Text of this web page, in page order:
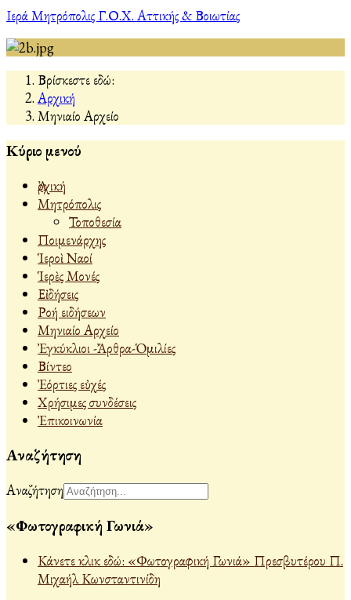
Ιερά Μητρόπολις Γ.Ο.Χ. Αττικής & Βοιωτίας
Βρίσκεστε εδώ:
Αρχική
Μηνιαίο Αρχείο
Κύριο μενού
Ἀρχική
Μητρόπολις
Τοποθεσία
Ποιμενάρχης
Ἱεροὶ Ναοί
Ἱερὲς Μονές
Εἰδήσεις
Ροή ειδήσεων
Μηνιαίο Αρχείο
Ἐγκύκλιοι -Ἄρθρα-Ὁμιλίες
Βίντεο
Ἐόρτιες εὐχές
Χρήσιμες συνδέσεις
Ἐπικοινωνία
Αναζήτηση
Αναζήτηση
«Φωτογραφική Γωνιά»
Κάνετε κλικ εδώ: «Φωτογραφική Γωνιά» Πρεσβυτέρου Π.
Μιχαήλ Κωνσταντινίδη